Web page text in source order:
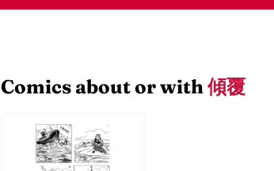
Comics about or with傾覆